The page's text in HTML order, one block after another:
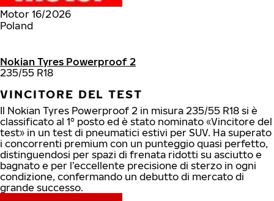
Motor 16/2026
Poland
Nokian Tyres Powerproof 2
235/55 R18
VINCITORE DEL TEST
Il Nokian Tyres Powerproof 2 in misura 235/55 R18 si è
classificato al 1° posto ed è stato nominato «Vincitore del
test» in un test di pneumatici estivi per SUV. Ha superato
i concorrenti premium con un punteggio quasi perfetto,
distinguendosi per spazi di frenata ridotti su asciutto e
bagnato e per l’eccellente precisione di sterzo in ogni
condizione, confermando un debutto di mercato di
grande successo.